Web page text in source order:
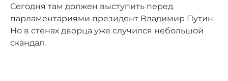
Сегодня там должен выступить перед
парламентариями президент Владимир Путин.
Но в стенах дворца уже случился небольшой
скандал.